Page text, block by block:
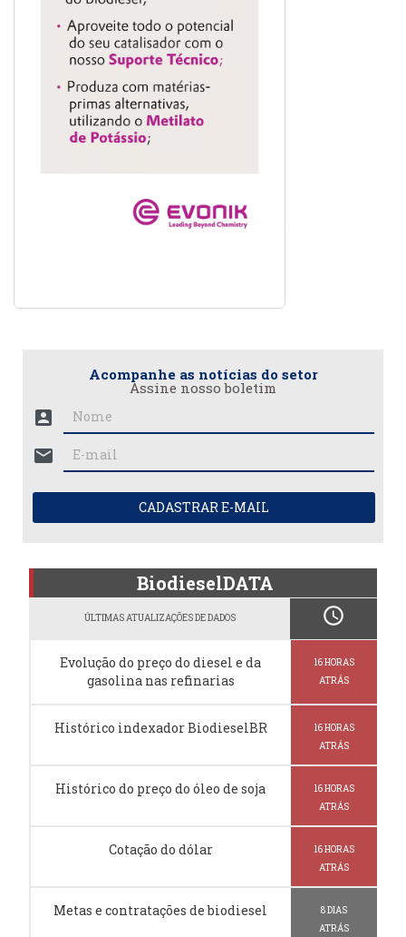
Acompanhe as notícias do setor
Assine nosso boletim
account_box
mail
CADASTRAR E-MAIL
BiodieselDATA
ÚLTIMAS ATUALIZAÇÕES DE DADOS schedule
Evolução do preço do diesel e da
gasolina nas refinarias
16 HORAS
ATRÁS
Histórico indexador BiodieselBR
16 HORAS
ATRÁS
Histórico do preço do óleo de soja
16 HORAS
ATRÁS
Cotação do dólar
16 HORAS
ATRÁS
Metas e contratações de biodiesel
8 DIAS
ATRÁS